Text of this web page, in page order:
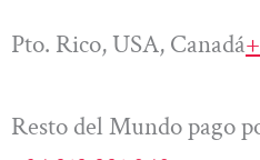
Pto. Rico, USA, Canadá
Resto del Mundo pago